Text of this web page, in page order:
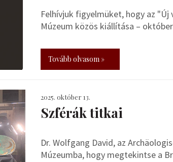
Felhívjuk figyelmüket, hogy az "Új
Múzeum közös kiállítása –
Tovább olvasom »
2025. október 13.
Szférák titkai
Dr. Wolfgang David, az
Múzeumba, hogy megtekintse a